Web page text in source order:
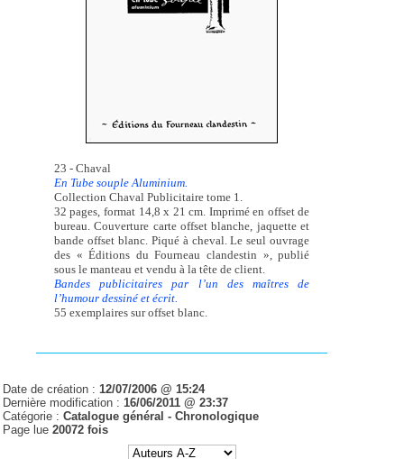
23 - Chaval
En Tube souple Aluminium.
Collection Chaval Publicitaire tome 1.
32 pages, format 14,8 x 21 cm. Imprimé en offset de
bureau. Couverture carte offset blanche, jaquette et
bande offset blanc. Piqué à cheval. Le seul ouvrage
des « Éditions du Fourneau clandestin », publié
sous le manteau et vendu à la tête de client.
Bandes publicitaires par l’un des maîtres de
l’humour dessiné et écrit.
55 exemplaires sur offset blanc.
Date de création : 12/07/2006 @ 15:24
Dernière modification : 16/06/2011 @ 23:37
Catégorie :Catalogue général -Chronologique
Page lue20072 fois